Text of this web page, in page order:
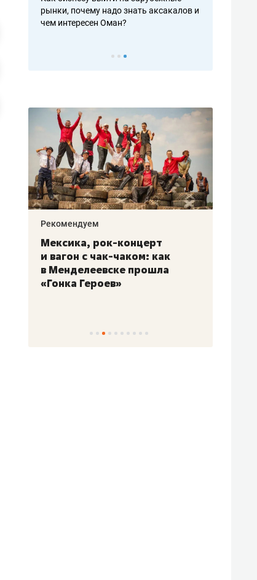
рынки, почему надо знать аксакалов и
чем интересен Оман?
Рекомендуем
Мексика, рок-концерт
и вагон с чак-чаком: как
в Менделеевске прошла
«Гонка Героев»